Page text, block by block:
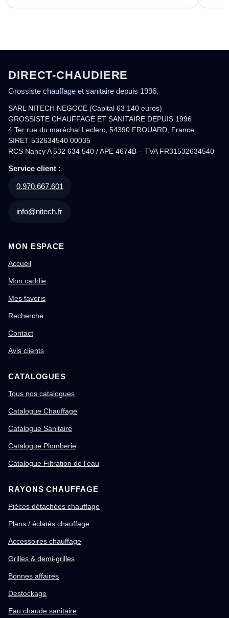
DIRECT-CHAUDIERE
Grossiste chauffage et sanitaire depuis 1996.
SARL NITECH NEGOCE (Capital 63 140 euros)
GROSSISTE CHAUFFAGE ET SANITAIRE DEPUIS 1996
4 Ter rue du maréchal Leclerc, 54390 FROUARD, France
SIRET 532634540 00035
RCS Nancy A 532 634 540 / APE 4674B – TVA FR31532634540
Service client :
0.970.667.601
info@nitech.fr
MON ESPACE
Accueil
Mon caddie
Mes favoris
Recherche
Contact
Avis clients
CATALOGUES
Tous nos catalogues
Catalogue Chauffage
Catalogue Sanitaire
Catalogue Plomberie
Catalogue Filtration de l'eau
RAYONS CHAUFFAGE
Pièces détachées chauffage
Plans / éclatés chauffage
Accessoires chauffage
Grilles & demi-grilles
Bonnes affaires
Destockage
Eau chaude sanitaire